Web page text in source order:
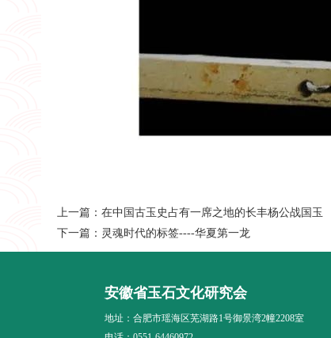
上一篇： 在中国古玉史占有一席之地的长丰杨公战国玉
下一篇： 灵魂时代的标签----华夏第一龙
安徽省玉石文化研究会
地址：合肥市瑶海区芜湖路1号御景湾2幢2208室